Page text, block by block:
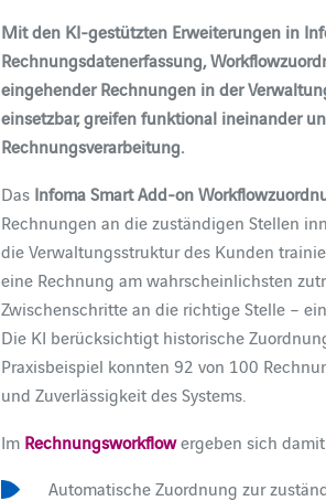
Mit den KI-gestützten Erweiterungen in
Rechnungsdatenerfassung,
eingehender Rechnungen in der
einsetzbar, greifen funktional ineinander
Rechnungsverarbeitung.
Das Infoma Smart Add-on
Rechnungen an die zuständigen Stellen
die Verwaltungsstruktur des Kunden
eine Rechnung am wahrscheinlichsten
Zwischenschritte an die richtige Stelle –
Die KI berücksichtigt historische
Praxisbeispiel konnten 92 von 100
und Zuverlässigkeit des Systems.
Im Rechnungsworkflowergeben sich
Automatische Zuordnung zur